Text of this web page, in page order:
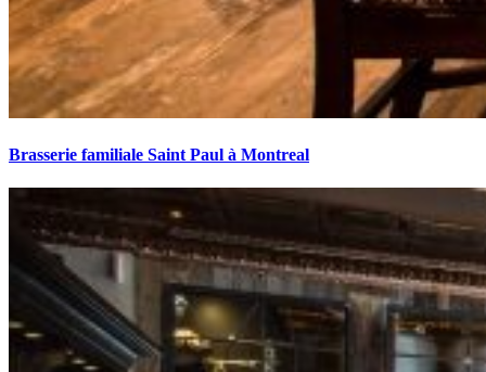
Brasserie familiale Saint Paul à Montreal